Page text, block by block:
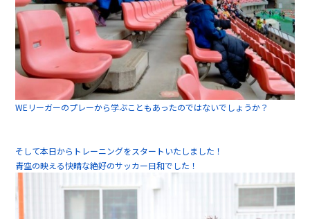
WEリーガーのプレーから学ぶこともあったのではないでしょうか？
そして本日からトレーニングをスタートいたしました！
青空の映える快晴な絶好のサッカー日和でした！